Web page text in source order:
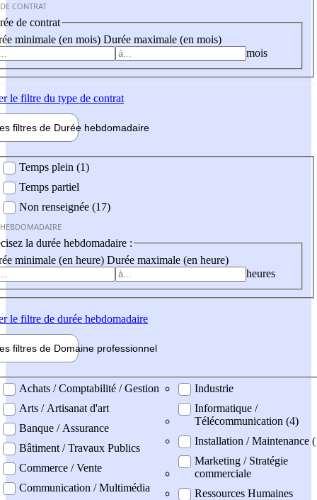
CONTRAT
de contrat
minimale (en mois) Durée maximale (en mois)
mois
le filtre du type de contrat
filtres de Durée hebdomadaire
Temps plein (1)
Temps partiel
Non renseignée (17)
la durée hebdomadaire :
minimale (en heure) Durée maximale (en heure)
heures
le filtre de durée hebdomadaire
filtres de Domaine professionnel
professionel
Achats / Comptabilité / Gestion
Arts / Artisanat d'art
Banque / Assurance
Bâtiment / Travaux Publics
Commerce / Vente
Communication / Multimédia
Industrie
Informatique /
Télécommunication (4)
Installation / Maintenance
Marketing / Stratégie
commerciale
Ressources Humaines